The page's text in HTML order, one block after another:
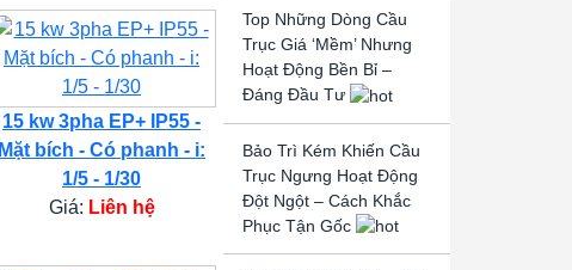
15 kw 3pha EP+ IP55 -
Mặt bích - Có phanh - i:
1/5 - 1/30
Giá: Liên hệ
Top Những Dòng Cầu
Trục Giá ‘Mềm’ Nhưng
Hoạt Động Bền Bỉ –
Đáng Đầu Tư
Bảo Trì Kém Khiến Cầu
Trục Ngưng Hoạt Động
Đột Ngột – Cách Khắc
Phục Tận Gốc